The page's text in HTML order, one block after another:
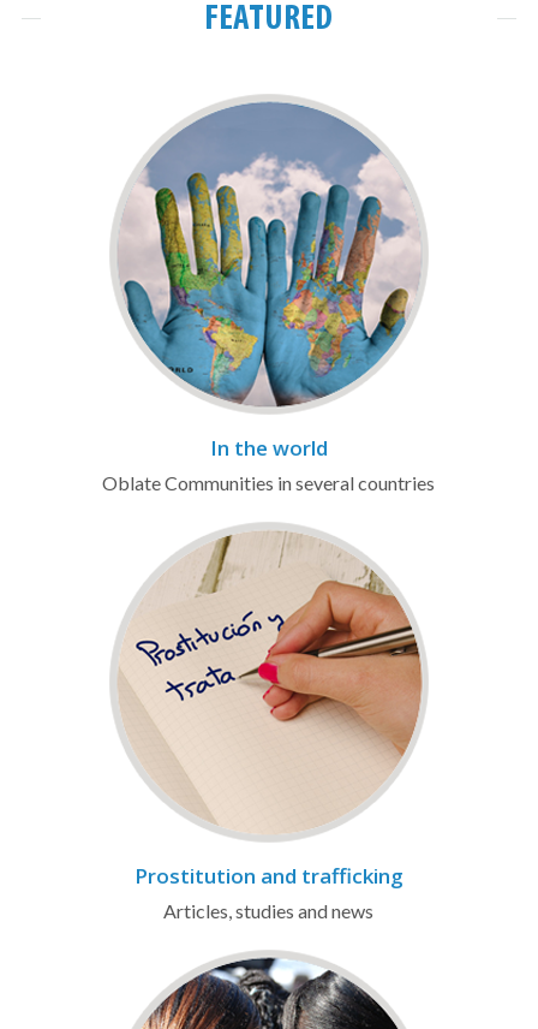
FEATURED
In the world
Oblate Communities in several countries
Prostitution and trafficking
Articles, studies and news